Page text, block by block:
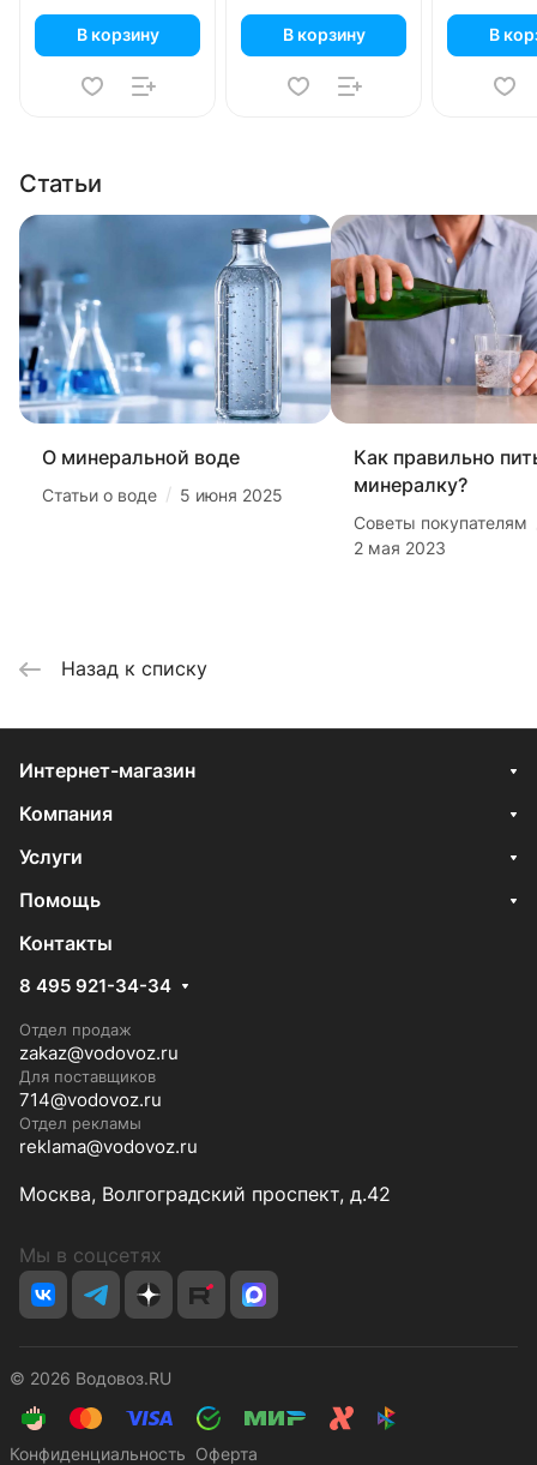
В корзину В корзину В
Статьи
О минеральной воде
Статьи о воде / 5 июня 2025
Как правильно
минералку?
Советы покупателям
2 мая 2023
Назад к списку
Интернет-магазин
Компания
Услуги
Помощь
Контакты
8 495 921-34-34
Отдел продаж
zakaz@vodovoz.ru
Для поставщиков
714@vodovoz.ru
Отдел рекламы
reklama@vodovoz.ru
Москва, Волгоградский проспект, д.42
Мы в соцсетях
© 2026 Водовоз.RU
Конфиденциальность Оферта